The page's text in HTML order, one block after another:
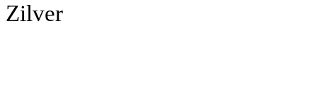
Zilver